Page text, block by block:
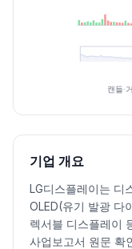
최근 구간 일별
고가
2026.07.06
1110011230
2026.07.07
1078011000
2026.07.08
10870
2026.07.10
1079011270
2026.07.13
1102011300
2026.07.14
10540
캔들·
기업 개요
LG디스플레이는 디
OLED(유기 발광 다
렉서블 디스플레이
사업보고서 원문 확